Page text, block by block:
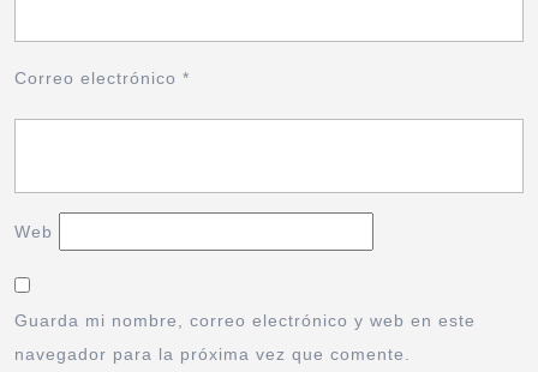
Correo electrónico *
Web
Guarda mi nombre, correo electrónico y web en este
navegador para la próxima vez que comente.